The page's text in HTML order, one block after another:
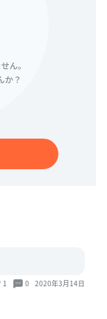
1 0 2020年3月14日